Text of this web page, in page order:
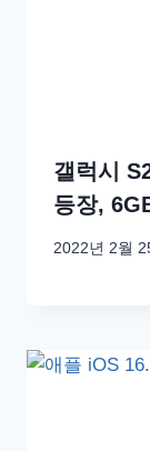
갤럭시
등장,
2022년 2월